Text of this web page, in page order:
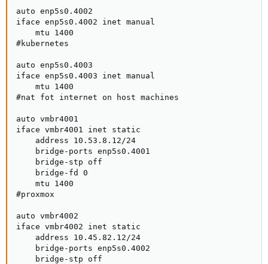
auto enp5s0.4002
iface enp5s0.4002 inet manual
    mtu 1400
#kubernetes
auto enp5s0.4003
iface enp5s0.4003 inet manual
    mtu 1400
#nat fot internet on host machines
auto vmbr4001
iface vmbr4001 inet static
    address 10.53.8.12/24
    bridge-ports enp5s0.4001
    bridge-stp off
    bridge-fd 0
    mtu 1400
#proxmox
auto vmbr4002
iface vmbr4002 inet static
    address 10.45.82.12/24
    bridge-ports enp5s0.4002
    bridge-stp off